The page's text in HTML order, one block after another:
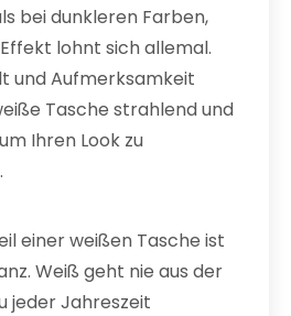
bei dunkleren Farben,
lohnt sich allemal.
und Aufmerksamkeit
Tasche strahlend und
Ihren Look zu
einer weißen Tasche ist
Weiß geht nie aus der
jeder Jahreszeit